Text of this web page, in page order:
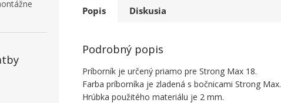
Popis Diskusia
Podrobný popis
Príborník je určený priamo pre Strong Max 18.
Farba príborníka je zladená s bočnicami Strong Max.
Hrúbka použitého materiálu je 2 mm.